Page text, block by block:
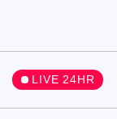
LIVE 24HR